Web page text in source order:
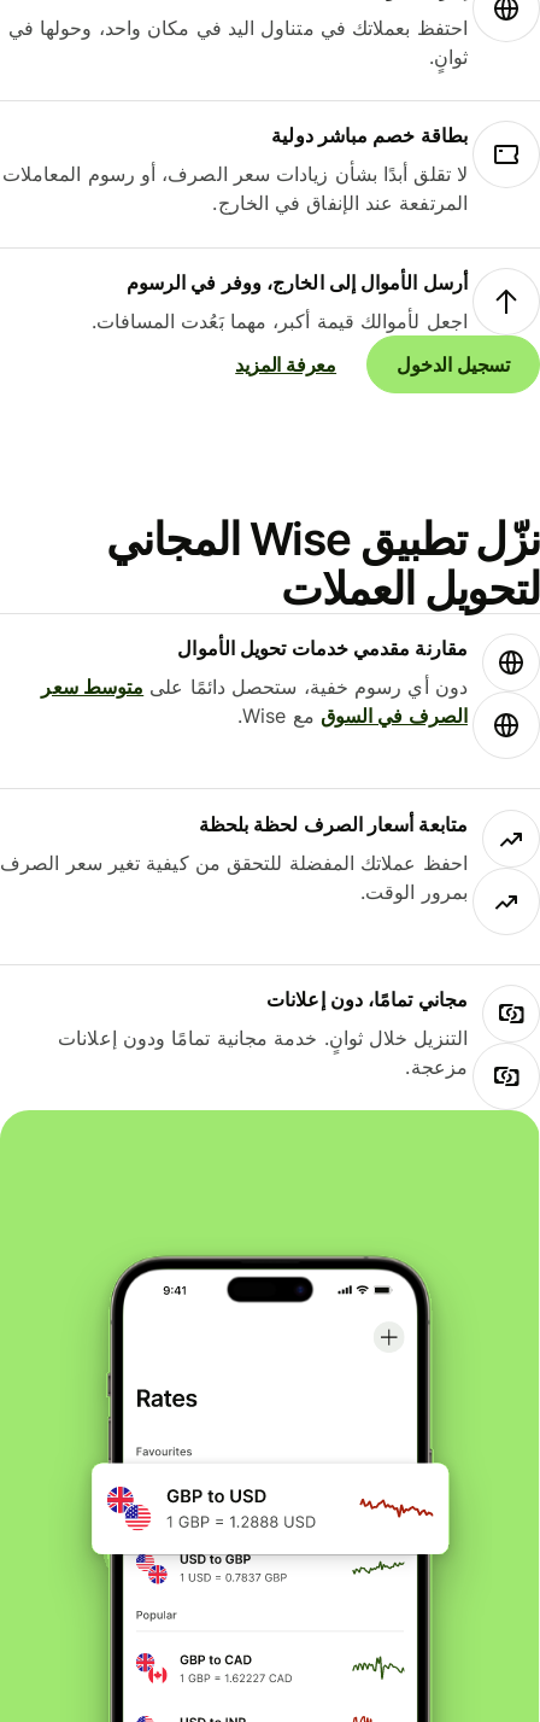
احتفظ بعملاتك في متناول اليد في مكان واحد، وحولها في
ثوانٍ.
بطاقة خصم مباشر دولية
لا تقلق أبدًا بشأن زيادات سعر الصرف، أو رسوم المعاملات
المرتفعة عند الإنفاق في الخارج.
أرسل الأموال إلى الخارج، ووفر في الرسوم
اجعل لأموالك قيمة أكبر، مهما بَعُدت المسافات.
تسجيل الدخول
معرفة المزيد
نزّل تطبيق Wise المجاني
العملات
مقارنة مقدمي خدمات تحويل الأموال
دون أي رسوم خفية، ستحصل دائمًا علىمتوسط ​​سعر
الصرف في السوقمع Wise.
متابعة أسعار الصرف لحظة بلحظة
احفظ عملاتك المفضلة للتحقق من كيفية تغير سعر الصرف
بمرور الوقت.
مجاني تمامًا، دون إعلانات
التنزيل خلال ثوانٍ. خدمة مجانية تمامًا ودون إعلانات
مزعجة.